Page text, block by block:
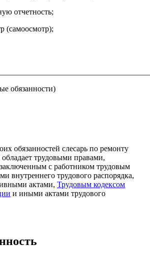
отчетность;
(самоосмотр);
обязанностей слесарь по ремонту
трудовыми правами,
с работником трудовым
внутреннего трудового распорядка,
актами, Трудовым кодексом
и иными актами трудового